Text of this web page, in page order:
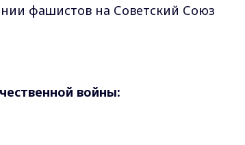
фашистов на Советский Союз
войны: